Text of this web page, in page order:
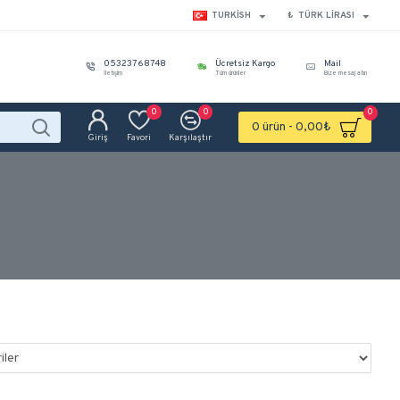
TURKISH ₺ TÜRK LIRASI
05323768748
İletişim
Ücretsiz Kargo
Tüm ürünler
Mail
Bize mesaj atın
Giriş Favori
0
Karşılaştır
0
0 ürün - 0,00₺
0